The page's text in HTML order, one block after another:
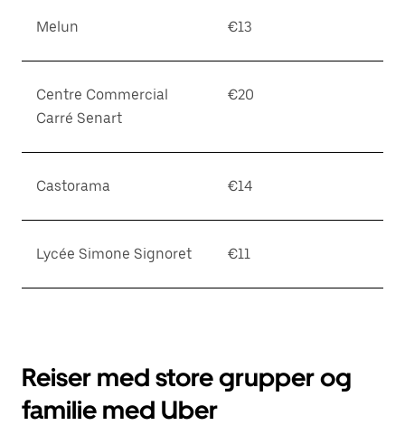
Melun €13
Centre Commercial
Carré Senart
€20
Castorama €14
Lycée Simone Signoret €11
Reiser med store grupper og
familie med Uber